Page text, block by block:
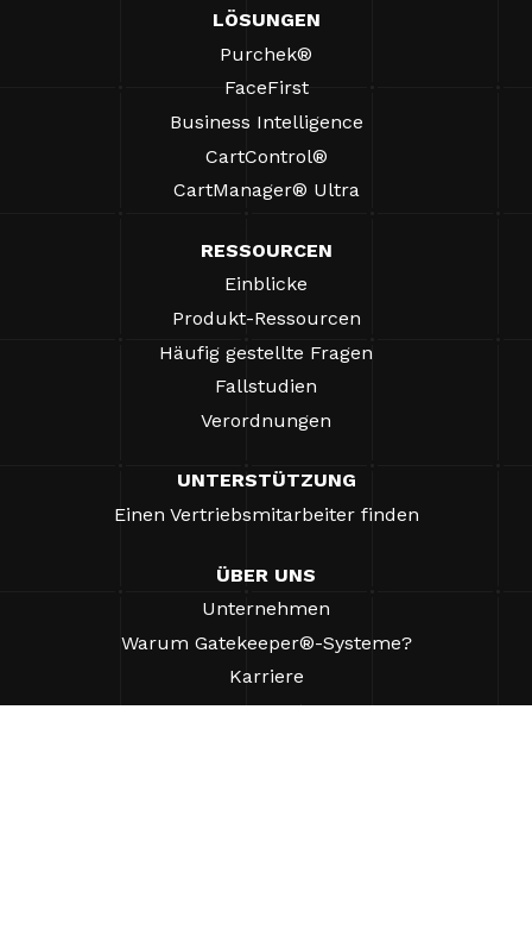
LÖSUNGEN
Purchek®
FaceFirst
Business Intelligence
CartControl®
CartManager® Ultra
RESSOURCEN
Einblicke
Produkt-Ressourcen
Häufig gestellte Fragen
Fallstudien
Verordnungen
UNTERSTÜTZUNG
Einen Vertriebsmitarbeiter finden
ÜBER UNS
Unternehmen
Warum Gatekeeper®-Systeme?
Karriere
Unsere Partner